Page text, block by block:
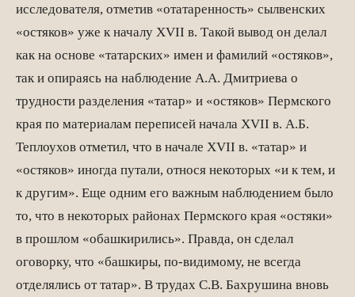
исследователя, отметив «отатаренность» сылвенских
«остяков» уже к началу XVII в. Такой вывод он делал
как на основе «татарских» имен и фамилий «остяков»,
так и опираясь на наблюдение А.А. Дмитриева о
трудности разделения «татар» и «остяков» Пермского
края по материалам переписей начала XVII в. А.Б.
Теплоухов отметил, что в начале XVII в. «татар» и
«остяков» иногда путали, относя некоторых «и к тем, и
к другим». Еще одним его важным наблюдением было
то, что в некоторых районах Пермского края «остяки»
в прошлом «обашкирились». Правда, он сделал
оговорку, что «башкиры, по-видимому, не всегда
отделялись от татар». В трудах С.В. Бахрушина вновь